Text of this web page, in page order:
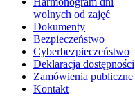
wolnych od zajęć
Dokumenty
Bezpieczeństwo
Cyberbezpieczeństwo
Deklaracja dostępności
Zamówienia publiczne
Kontakt